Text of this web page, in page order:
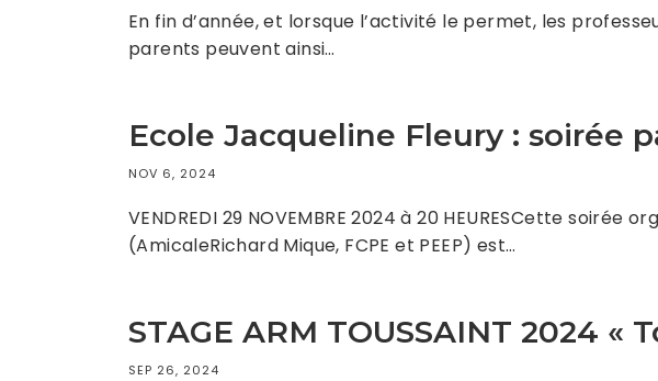
En fin d’année, et lorsque l’activité le permet, les
parents peuvent ainsi…
Ecole Jacqueline Fleury : soirée
NOV 6, 2024
VENDREDI 29 NOVEMBRE 2024 à 20 HEURESCette
(AmicaleRichard Mique, FCPE et PEEP) est…
STAGE ARM TOUSSAINT 2024 «
SEP 26, 2024